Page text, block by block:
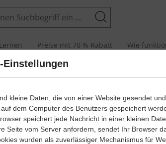
Suchen
Preise mit 70 % Rabatt Wie
Einstellungen
kleine Daten, die von einer Website gesendet
dem Computer des Benutzers gespeichert
speichert jede Nachricht in einer kleinen
Seite vom Server anfordern, sendet Ihr Browser
wurden als zuverlässiger Mechanismus für